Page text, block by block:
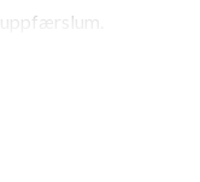
uppfærslum.